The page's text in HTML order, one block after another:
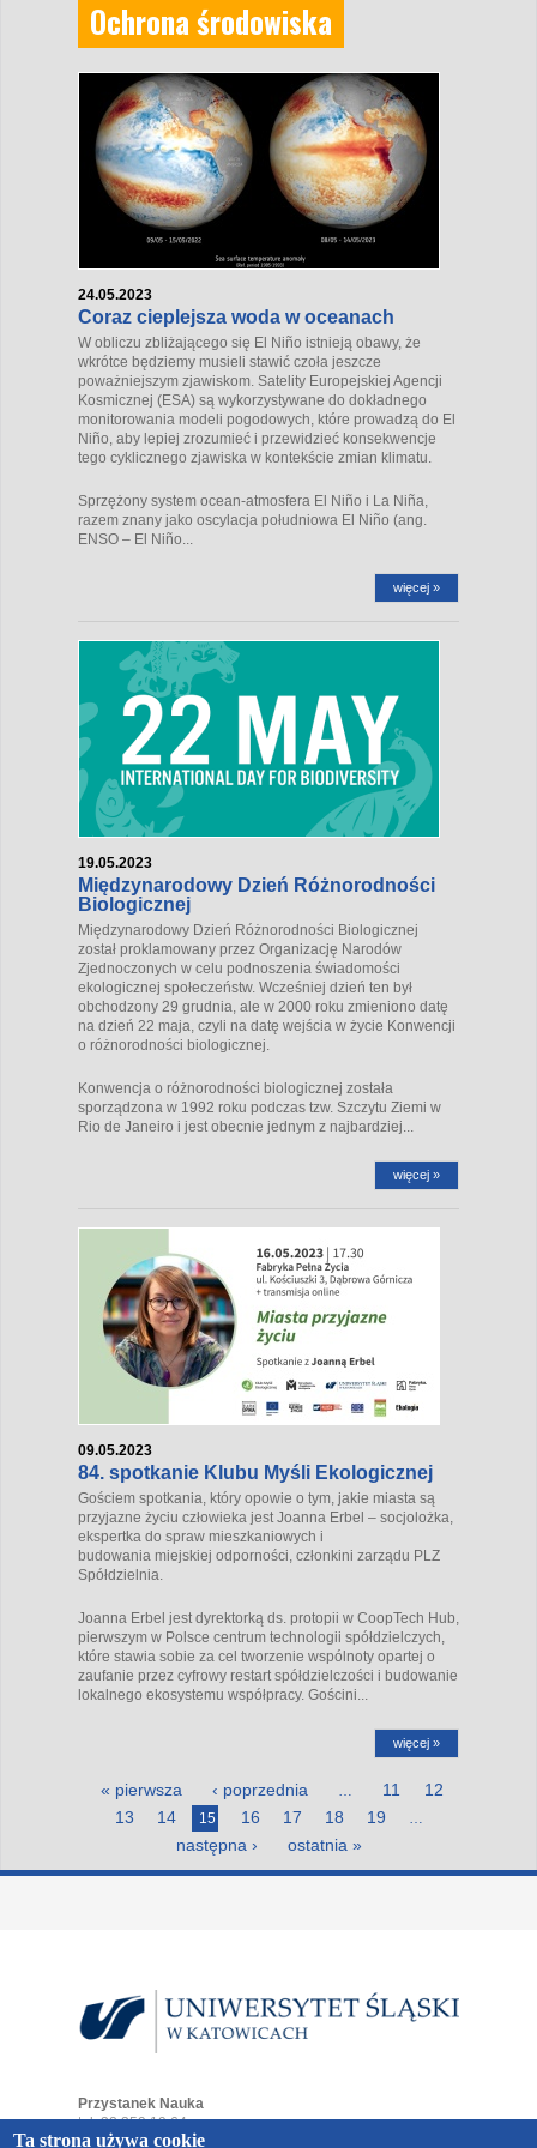
Ochrona środowiska
24.05.2023
Coraz cieplejsza woda w oceanach
W obliczu zbliżającego się El Niño istnieją obawy, że
wkrótce będziemy musieli stawić czoła jeszcze
poważniejszym zjawiskom. Satelity Europejskiej Agencji
Kosmicznej (ESA) są wykorzystywane do dokładnego
monitorowania modeli pogodowych, które prowadzą do El
Niño, aby lepiej zrozumieć i przewidzieć konsekwencje
tego cyklicznego zjawiska w kontekście zmian klimatu.
Sprzężony system ocean-atmosfera El Niño i La Niña,
razem znany jako oscylacja południowa El Niño (ang.
ENSO – El Niño...
więcej »
19.05.2023
Międzynarodowy Dzień Różnorodności
Biologicznej
Międzynarodowy Dzień Różnorodności Biologicznej
został proklamowany przez Organizację Narodów
Zjednoczonych w celu podnoszenia świadomości
ekologicznej społeczeństw. Wcześniej dzień ten był
obchodzony 29 grudnia, ale w 2000 roku zmieniono datę
na dzień 22 maja, czyli na datę wejścia w życie Konwencji
o różnorodności biologicznej.
Konwencja o różnorodności biologicznej została
sporządzona w 1992 roku podczas tzw. Szczytu Ziemi w
Rio de Janeiro i jest obecnie jednym z najbardziej...
więcej »
09.05.2023
84. spotkanie Klubu Myśli Ekologicznej
Gościem spotkania, który opowie o tym, jakie miasta są
przyjazne życiu człowieka jest Joanna Erbel – socjolożka,
ekspertka do spraw mieszkaniowych i
budowania miejskiej odporności, członkini zarządu PLZ
Spółdzielnia.
Joanna Erbel jest dyrektorką ds. protopii w CoopTech Hub,
pierwszym w Polsce centrum technologii spółdzielczych,
które stawia sobie za cel tworzenie wspólnoty opartej o
zaufanie przez cyfrowy restart spółdzielczości i budowanie
lokalnego ekosystemu współpracy. Gościni...
więcej »
« pierwsza ‹ poprzednia 11
12
13
14 15 16 17 18 19
następna › ostatnia »
Przystanek Nauka
tel. 32 359 19 64
e-mail:przystaneknauka@us.edu.pl
Ta strona używa cookie